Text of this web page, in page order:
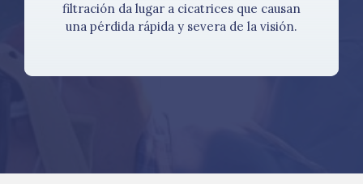
filtración da lugar a cicatrices que causan
una pérdida rápida y severa de la visión.